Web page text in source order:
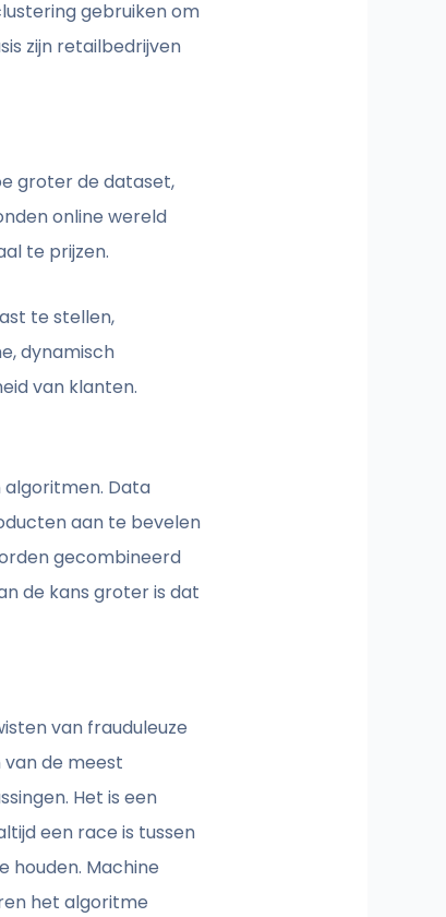
gebruiken om
zijn retailbedrijven
groter de dataset,
online wereld
te prijzen.
te stellen,
dynamisch
van klanten.
algoritmen. Data
aan te bevelen
gecombineerd
de kans groter is dat
van frauduleuze
de meest
Het is een
een race is tussen
houden. Machine
het algoritme